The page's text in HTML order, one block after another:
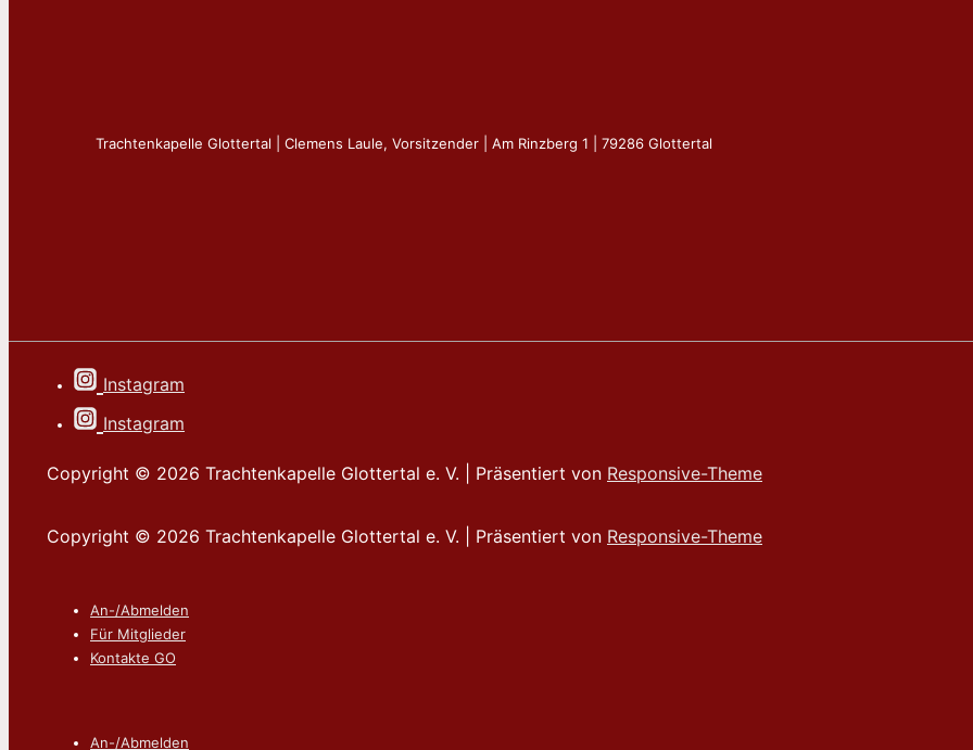
Trachtenkapelle Glottertal | Clemens Laule, Vorsitzender | Am Rinzberg 1 | 79286 Glottertal
Instagram
Instagram
Copyright © 2026 Trachtenkapelle Glottertal e. V. | Präsentiert von Responsive-Theme
Copyright © 2026 Trachtenkapelle Glottertal e. V. | Präsentiert von Responsive-Theme
Footer-
Menü
An-/Abmelden
Für Mitglieder
Kontakte GO
Footer-
An-/Abmelden